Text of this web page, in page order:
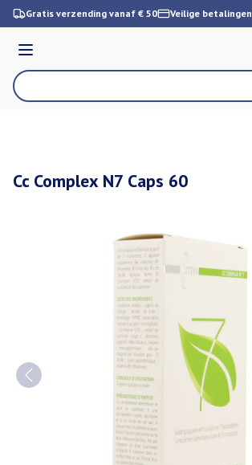
Ga naar de inhoud
Gratis verzending vanaf € 50 Veilige betalingen
Menu
Product, merk, categorie...
Cc Complex N7 Caps 60